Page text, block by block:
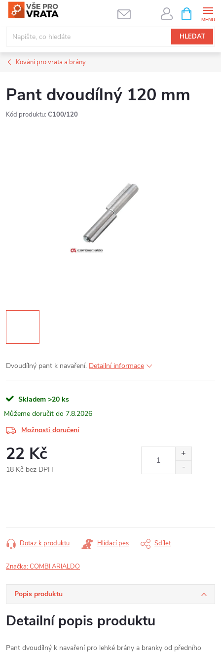
Přejít
obsah
HLEDAT
NÁKUPNÍ
KOŠÍK
Kování pro vrata a brány
Pant dvoudílný 120 mm
Kód produktu: C100/120
Dvoudílný pant k navaření. Detailní informace
Skladem >20 ks
7.8.2026
Možnosti doručení
22 Kč
18 Kč bez DPH
Dotaz k produktu Hlídací pes Sdílet
Značka:COMBI ARIALDO
Popis produktu
Detailní popis produktu
Pant dvoudílný k navaření pro lehké brány a branky od předního